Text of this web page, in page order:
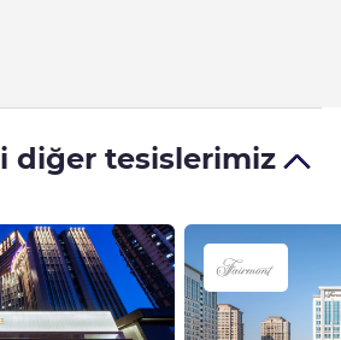
diğer tesislerimiz